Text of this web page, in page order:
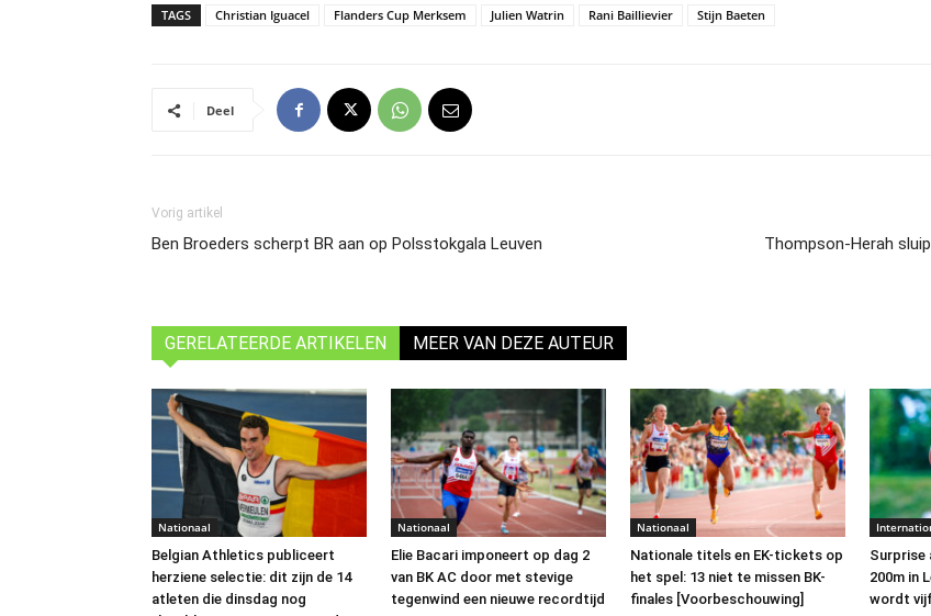
TAGS Christian Iguacel Flanders Cup Merksem Julien Watrin Rani Baillievier Stijn Baeten
Deel
Vorig artikel
Ben Broeders scherpt BR aan op Polsstokgala Leuven
Thompson-Herah
GERELATEERDE ARTIKELEN MEER VAN DEZE AUTEUR
Nationaal
Belgian Athletics publiceert
herziene selectie: dit zijn de 14
atleten die dinsdag nog
Nationaal
Elie Bacari imponeert op dag 2
van BK AC door met stevige
tegenwind een nieuwe recordtijd
Nationaal
Nationale titels en EK-tickets op
het spel: 13 niet te missen BK-
finales [Voorbeschouwing]
Surprise
200m in
wordt